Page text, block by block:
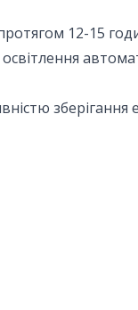
12-15
зберігання